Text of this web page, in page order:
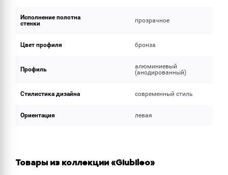
Исполнение полотна
стенки
прозрачное
Цвет профиля бронза
Профиль
алюминиевый
(анодированный)
Стилистика дизайна современный стиль
Ориентация левая
Товары из коллекции «Giubileo»